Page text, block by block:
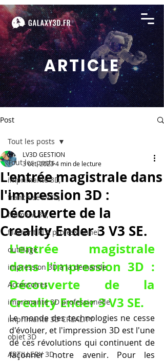
ARTICLE
Post
Tout les posts
imprimante 3D,
franchise LV3D,
filament 3d,
filament PLA professionnel
outillage
impression 3D à la demande
Accessoires
imprimante 3D professionelle
imprimante 3D CREALITY
objet 3D
ARTILLERY 3D
Tout les posts
L'entrée magistrale dans
l'impression 3D :
Découverte de la
Creality Ender 3 V3 SE.
LV3D GESTION
3 oct. 20234 min de lecture
L'entrée magistrale
dans l'impression 3D :
Découverte de la
Creality Ender 3 V3 SE.
Le monde des technologies ne cesse
d'évoluer, et l'impression 3D est l'une
de ces révolutions qui continuent de
façonner notre avenir. Pour les